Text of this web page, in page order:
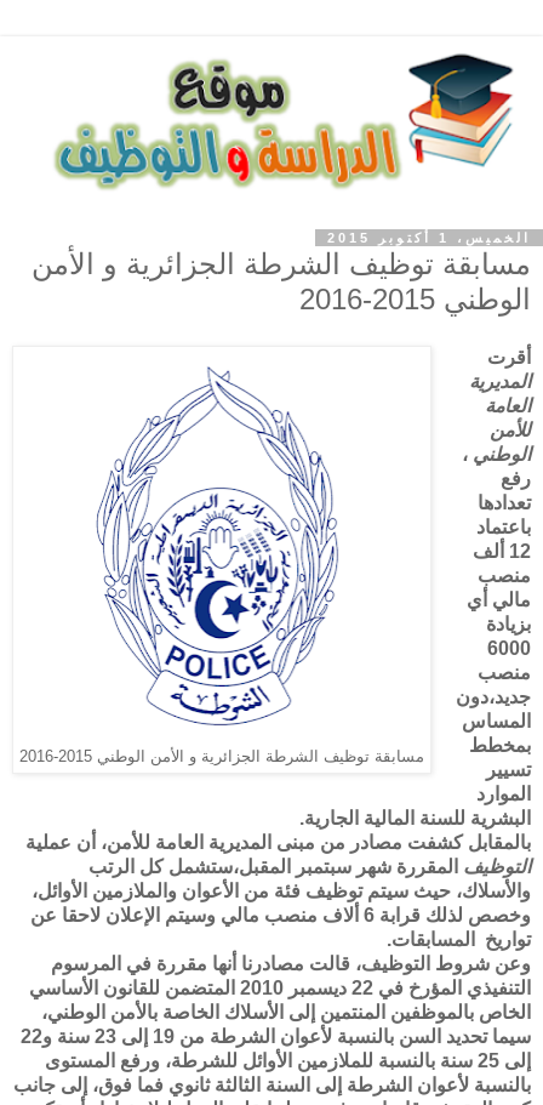
الخميس، 1 أكتوبر 2015
مسابقة توظيف الشرطة الجزائرية و الأمن
الوطني 2015-2016
مسابقة توظيف الشرطة الجزائرية و الأمن الوطني 2015-2016
أقرت
المديرية
العامة
للأمن
الوطني ،
رفع
تعدادها
باعتماد
12 ألف
منصب
مالي أي
بزيادة
6000
منصب
جديد،دون
المساس
بمخطط
تسيير
الموارد
البشرية للسنة المالية الجارية.
بالمقابل كشفت مصادر من مبنى المديرية العامة للأمن، أن عملية
التوظيف المقررة شهر سبتمبر المقبل،ستشمل كل الرتب
والأسلاك، حيث سيتم توظيف فئة من الأعوان والملازمين الأوائل،
وخصص لذلك قرابة 6 ألاف منصب مالي وسيتم الإعلان لاحقا عن
تواريخ المسابقات.
وعن شروط التوظيف، قالت مصادرنا أنها مقررة في المرسوم
التنفيذي المؤرخ في 22 ديسمبر 2010 المتضمن للقانون الأساسي
الخاص بالموظفين المنتمين إلى الأسلاك الخاصة بالأمن الوطني،
سيما تحديد السن بالنسبة لأعوان الشرطة من 19 إلى 23 سنة و22
إلى 25 سنة بالنسبة للملازمين الأوائل للشرطة، ورفع المستوى
بالنسبة لأعوان الشرطة إلى السنة الثالثة ثانوي فما فوق، إلى جانب